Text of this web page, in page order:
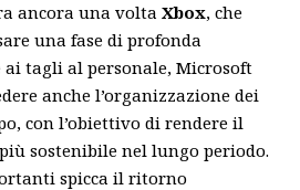
ancora una volta Xbox, che
una fase di profonda
tagli al personale, Microsoft
anche l’organizzazione dei
con l’obiettivo di rendere il
sostenibile nel lungo periodo.
spicca il ritorno